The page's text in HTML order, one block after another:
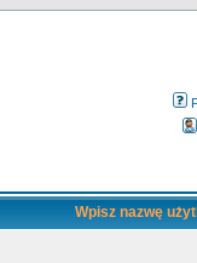
Wpisz nazwę